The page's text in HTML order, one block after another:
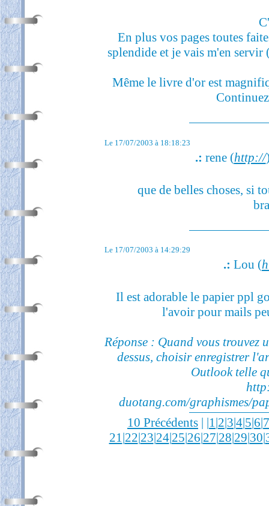
En plus vos pages toutes
splendide et je vais m'en
Même le livre d'or est
Le 17/07/2003 à 18:18:23
.: rene (http://
que de belles choses, si
Le 17/07/2003 à 14:29:29
.: Lou (
Il est adorable le papier ppl
l'avoir pour mails
Réponse : Quand vous
dessus, choisir enregistrer
Outlook telle
duotang.com/graphismes/
10 Précédents | |1 |2|3|4|5|6|7
21 |22|23|24|25|26|27|28|29|30|